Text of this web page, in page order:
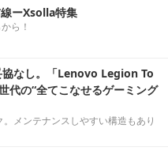
ーXsolla特集
ら！
なし。「Lenovo Legion To
の“全てこなせるゲーミング
メンテナンスしやすい構造もあり